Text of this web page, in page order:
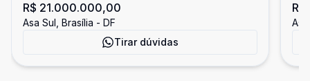
Office, 739 m² - R$ 21.000.000,00 -
Brasília/DF
R$ 21.000.000,00
Asa Sul, Brasília - DF
Tirar dúvidas